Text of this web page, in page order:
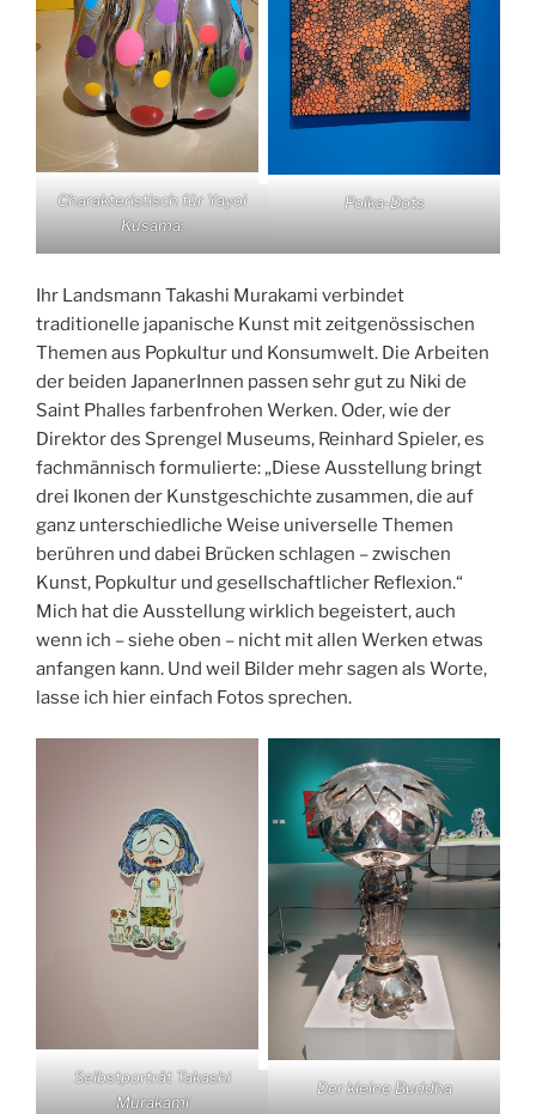
Charakteristisch für Yayoi
Kusama:
Polka-Dots
Ihr Landsmann Takashi Murakami verbindet
traditionelle japanische Kunst mit zeitgenössischen
Themen aus Popkultur und Konsumwelt. Die Arbeiten
der beiden JapanerInnen passen sehr gut zu Niki de
Saint Phalles farbenfrohen Werken. Oder, wie der
Direktor des Sprengel Museums, Reinhard Spieler, es
fachmännisch formulierte: „Diese Ausstellung bringt
drei Ikonen der Kunstgeschichte zusammen, die auf
ganz unterschiedliche Weise universelle Themen
berühren und dabei Brücken schlagen – zwischen
Kunst, Popkultur und gesellschaftlicher Reflexion.“
Mich hat die Ausstellung wirklich begeistert, auch
wenn ich – siehe oben – nicht mit allen Werken etwas
anfangen kann. Und weil Bilder mehr sagen als Worte,
lasse ich hier einfach Fotos sprechen.
Selbstporträt Takashi
Murakami
Der kleine Buddha